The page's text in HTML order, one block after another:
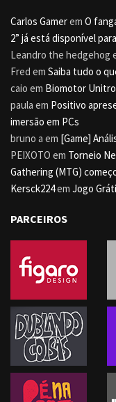
Carlos Gamerem O
2” já está disponível
Leandro the hedgehog
Fred em Saiba tudo o
caio em Biomotor
paula em Positivo
imersão em PCs
bruno a em [Game]
PEIXOTO em Torneio
Gathering (MTG)
Kersck224em Jogo
PARCEIROS